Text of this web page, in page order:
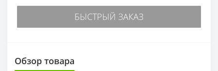
БЫСТРЫЙ ЗАКАЗ
Обзор товара